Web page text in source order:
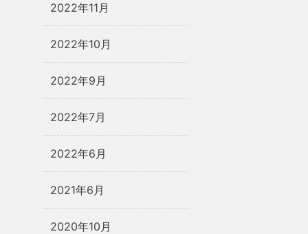
2022年11月
2022年10月
2022年9月
2022年7月
2022年6月
2021年6月
2020年10月